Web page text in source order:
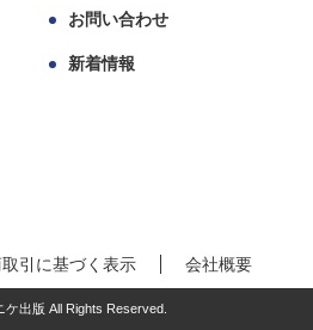
お問い合わせ
新着情報
引に基づく表示 会社概要
出版 All Rights Reserved.